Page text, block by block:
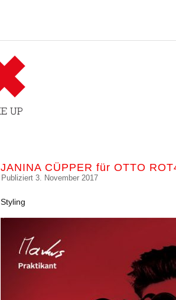
JANINA CÜPPER für OTTO
Publiziert 3. November 2017
Styling